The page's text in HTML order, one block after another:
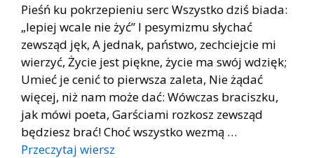
Pieśń ku pokrzepieniu serc Wszystko dziś biada:
„lepiej wcale nie żyć” I pesymizmu słychać
zewsząd jęk, A jednak, państwo, zechciejcie mi
wierzyć, Życie jest piękne, życie ma swój wdzięk;
Umieć je cenić to pierwsza zaleta, Nie żądać
więcej, niż nam może dać: Wówczas braciszku,
jak mówi poeta, Garściami rozkosz zewsząd
będziesz brać! Choć wszystko wezmą …
Przeczytaj wiersz